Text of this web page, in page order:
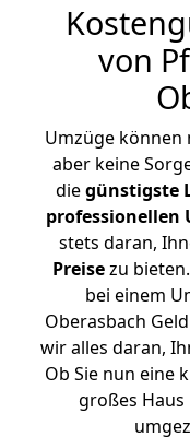
von
Umzüge
aber keine
diegünstigste
professionellen
stets daran,
Preisezu
bei einem
Oberasbach
wir alles daran,
Ob Sie nun eine
großes